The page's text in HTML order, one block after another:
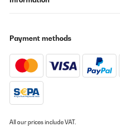
Habe die Bänder fürs
halten sie was sie
Amazon-Benutzer
Translate
Payment methods
All our prices include VAT.